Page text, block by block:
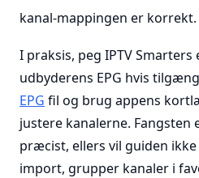
kanal-mappingen er korrekt.
I praksis, peg IPTV
udbyderens EPG hvis
EPG fil og brug appens
justere kanalerne. Fangsten
præcist, ellers vil guiden
import, grupper kanaler i